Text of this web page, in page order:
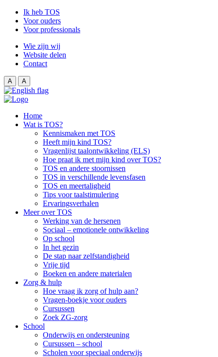
Ik heb TOS
Voor ouders
Voor professionals
Wie zijn wij
Website delen
Contact
A A
Home
Wat is TOS?
Kennismaken met TOS
Heeft mijn kind TOS?
Vragenlijst taalontwikkeling (ELS)
Hoe praat ik met mijn kind over TOS?
TOS en andere stoornissen
TOS in verschillende levensfasen
TOS en meertaligheid
Tips voor taalstimulering
Ervaringsverhalen
Meer over TOS
Werking van de hersenen
Sociaal – emotionele ontwikkeling
Op school
In het gezin
De stap naar zelfstandigheid
Vrije tijd
Boeken en andere materialen
Zorg & hulp
Hoe vraag ik zorg of hulp aan?
Vragen-boekje voor ouders
Cursussen
Zoek ZG-zorg
School
Onderwijs en ondersteuning
Cursussen – school
Scholen voor speciaal onderwijs